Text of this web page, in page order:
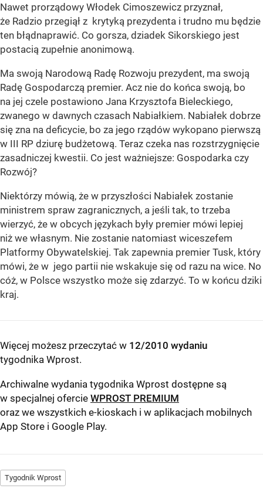
Nawet prorządowy Włodek Cimoszewicz przyznał,
że Radzio przegiął z krytyką prezydenta i trudno mu będzie
ten błądnaprawić. Co gorsza, dziadek Sikorskiego jest
postacią zupełnie anonimową.
Ma swoją Narodową Radę Rozwoju prezydent, ma swoją
Radę Gospodarczą premier. Acz nie do końca swoją, bo
na jej czele postawiono Jana Krzysztofa Bieleckiego,
zwanego w dawnych czasach Nabiałkiem. Nabiałek dobrze
się zna na deficycie, bo za jego rządów wykopano pierwszą
w III RP dziurę budżetową. Teraz czeka nas rozstrzygnięcie
zasadniczej kwestii. Co jest ważniejsze: Gospodarka czy
Rozwój?
Niektórzy mówią, że w przyszłości Nabiałek zostanie
ministrem spraw zagranicznych, a jeśli tak, to trzeba
wierzyć, że w obcych językach były premier mówi lepiej
niż we własnym. Nie zostanie natomiast wiceszefem
Platformy Obywatelskiej. Tak zapewnia premier Tusk, który
mówi, że w jego partii nie wskakuje się od razu na wice. No
cóż, w Polsce wszystko może się zdarzyć. To w końcu dziki
kraj.
Więcej możesz przeczytać w 12/2010 wydaniu
tygodnika Wprost.
Archiwalne wydania tygodnika Wprost dostępne są
w specjalnej ofercie WPROST PREMIUM
oraz we wszystkich e-kioskach i w aplikacjach mobilnych
App Store i Google Play.
Tygodnik Wprost